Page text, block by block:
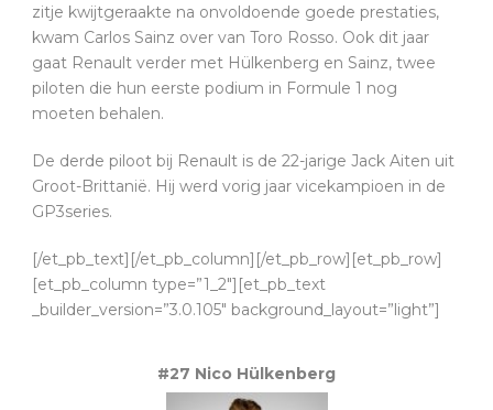
zitje kwijtgeraakte na onvoldoende goede prestaties,
kwam Carlos Sainz over van Toro Rosso. Ook dit jaar
gaat Renault verder met Hülkenberg en Sainz, twee
piloten die hun eerste podium in Formule 1 nog
moeten behalen.
De derde piloot bij Renault is de 22-jarige Jack Aiten uit
Groot-Brittanië. Hij werd vorig jaar vicekampioen in de
GP3series.
[/et_pb_text][/et_pb_column][/et_pb_row][et_pb_row]
[et_pb_column type=”1_2″][et_pb_text
_builder_version=”3.0.105″ background_layout=”light”]
#27 Nico Hülkenberg